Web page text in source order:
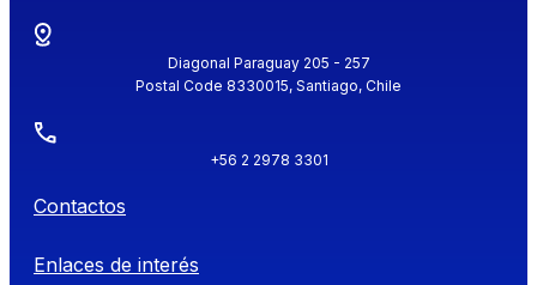
Diagonal Paraguay 205 - 257
Postal Code 8330015, Santiago, Chile
+56 2 2978 3301
Contactos
Enlaces de interés